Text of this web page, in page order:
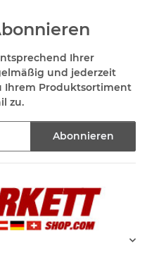
Ihrer
und jederzeit
Ihrem Produktsortiment
zu.
Abonnieren